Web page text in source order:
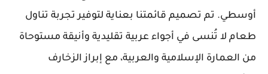
أوسطي. تم تصميم قائمتنا بعناية لتوفير تجربة تناول
طعام لا تُنسى في أجواء عربية تقليدية وأنيقة مستوحاة
من العمارة الإسلامية والعربية، مع إبراز الزخارف